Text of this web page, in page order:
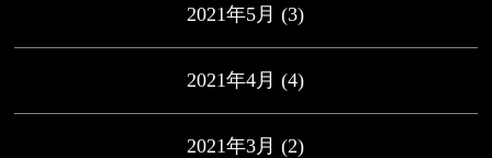
2021年5月 (3)
2021年4月 (4)
2021年3月 (2)